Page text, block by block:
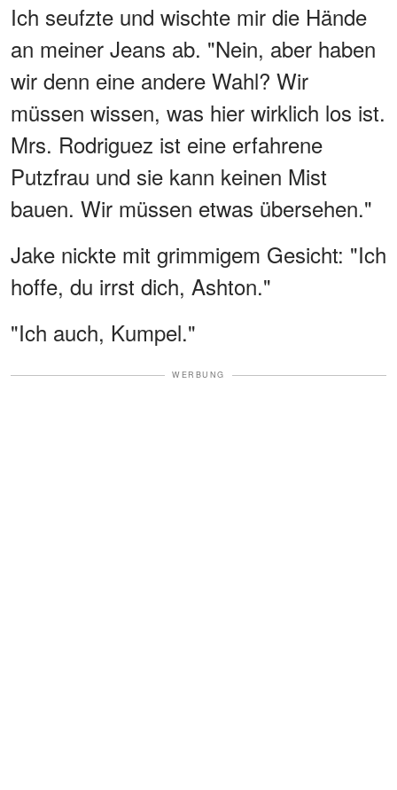
Ich seufzte und wischte mir die Hände
an meiner Jeans ab. "Nein, aber haben
wir denn eine andere Wahl? Wir
müssen wissen, was hier wirklich los ist.
Mrs. Rodriguez ist eine erfahrene
Putzfrau und sie kann keinen Mist
bauen. Wir müssen etwas übersehen."
Jake nickte mit grimmigem Gesicht: "Ich
hoffe, du irrst dich, Ashton."
"Ich auch, Kumpel."
WERBUNG